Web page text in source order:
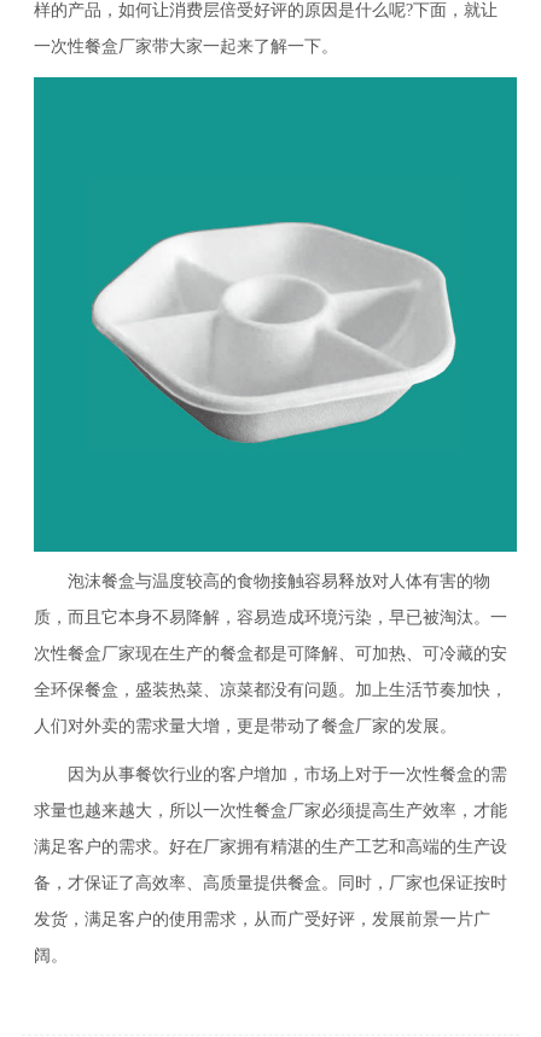
样的产品，如何让消费层倍受好评的原因是什么呢?下面，就让
一次性餐盒厂家带大家一起来了解一下。
泡沫餐盒与温度较高的食物接触容易释放对人体有害的物
质，而且它本身不易降解，容易造成环境污染，早已被淘汰。一
次性餐盒厂家现在生产的餐盒都是可降解、可加热、可冷藏的安
全环保餐盒，盛装热菜、凉菜都没有问题。加上生活节奏加快，
人们对外卖的需求量大增，更是带动了餐盒厂家的发展。
因为从事餐饮行业的客户增加，市场上对于一次性餐盒的需
求量也越来越大，所以一次性餐盒厂家必须提高生产效率，才能
满足客户的需求。好在厂家拥有精湛的生产工艺和高端的生产设
备，才保证了高效率、高质量提供餐盒。同时，厂家也保证按时
发货，满足客户的使用需求，从而广受好评，发展前景一片广
阔。